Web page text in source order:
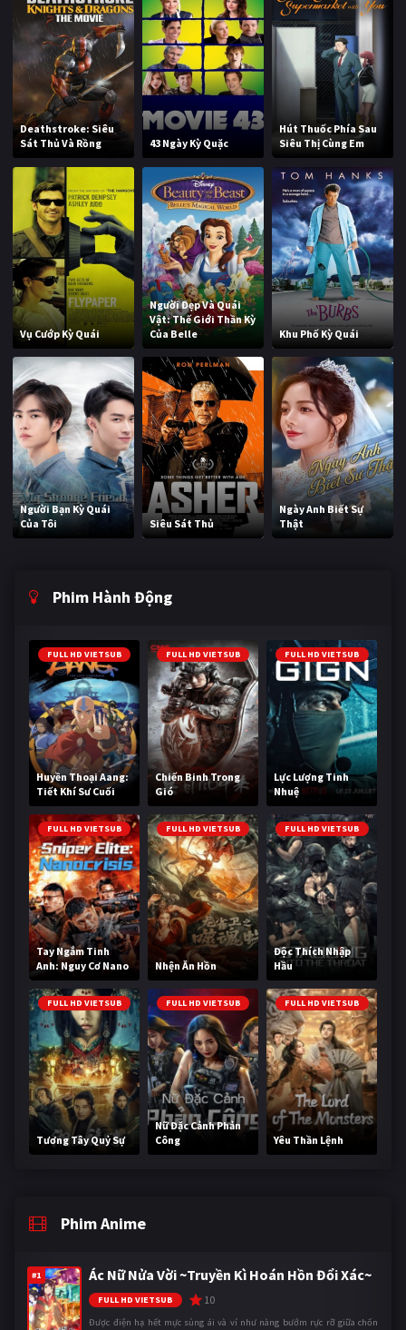
Deathstroke: Siêu
Sát Thủ Và Rồng
43 Ngày Kỳ Quặc
Hút Thuốc Phía Sau
Siêu Thị Cùng Em
Vụ Cướp Kỳ Quái
Người Đẹp Và Quái
Vật: Thế Giới Thần Kỳ
Của Belle
Khu Phố Kỳ Quái
Người Bạn Kỳ Quái
Của Tôi
Siêu Sát Thủ
Ngày Anh Biết Sự
Thật
Phim Hành Động
FULL HD VIETSUB
Huyền Thoại Aang:
Tiết Khí Sư Cuối
Cùng
FULL HD VIETSUB
Chiến Binh Trong
Gió
FULL HD VIETSUB
Lực Lượng Tinh
Nhuệ
FULL HD VIETSUB
Tay Ngắm Tinh
Anh: Nguy Cơ Nano
FULL HD VIETSUB
Nhện Ăn Hồn
FULL HD VIETSUB
Độc Thích Nhập
Hầu
FULL HD VIETSUB
Tương Tây Quỷ Sự
FULL HD VIETSUB
Nữ Đặc Cảnh Phản
Công
FULL HD VIETSUB
Yêu Thần Lệnh
Phim Anime
#1 Ác Nữ Nửa Vời ~Truyền Kì Hoán Hồn Đổi Xác~
FULL HD VIETSUB 10
Được điện hạ hết mực sủng ái và ví như nàng bướm rực rỡ giữa chốn